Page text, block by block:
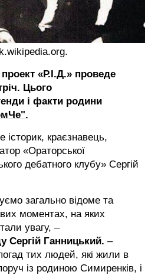
«Р.І.Д.» проведе
Цього
і факти родини
історик, краєзнавець,
«Ораторської
дебатного клубу» Сергій
загально відоме та
моментах, на яких
увагу, –
Сергій Ганницький. –
тих людей, які жили в
із родиною Симиренків, і